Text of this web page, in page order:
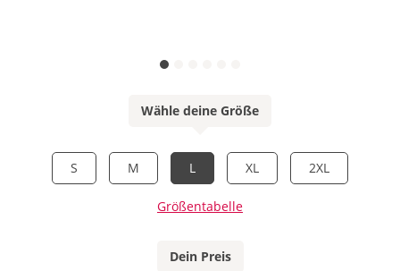
Wähle deine Größe
S M L XL 2XL
Größentabelle
Dein Preis